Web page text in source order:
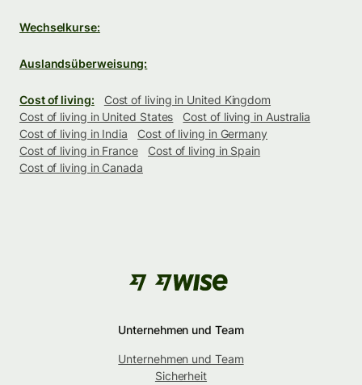
Wechselkurse:
Auslandsüberweisung:
Cost of living:
Cost of living in United Kingdom
Cost of living in United States
Cost of living in Australia
Cost of living in India
Cost of living in Germany
Cost of living in France
Cost of living in Spain
Cost of living in Canada
Unternehmen und Team
Unternehmen und Team
Sicherheit